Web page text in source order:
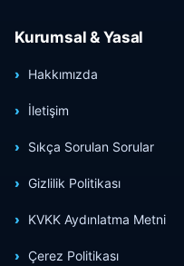
Kurumsal & Yasal
Hakkımızda
İletişim
Sıkça Sorulan Sorular
Gizlilik Politikası
KVKK Aydınlatma Metni
Çerez Politikası